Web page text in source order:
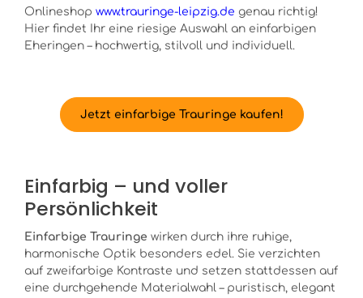
Onlineshop www.trauringe-leipzig.de genau richtig!
Hier findet Ihr eine riesige Auswahl an einfarbigen
Eheringen – hochwertig, stilvoll und individuell.
Jetzt einfarbige Trauringe kaufen!
Einfarbig – und voller
Persönlichkeit
Einfarbige Trauringe wirken durch ihre ruhige,
harmonische Optik besonders edel. Sie verzichten
auf zweifarbige Kontraste und setzen stattdessen auf
eine durchgehende Materialwahl – puristisch, elegant